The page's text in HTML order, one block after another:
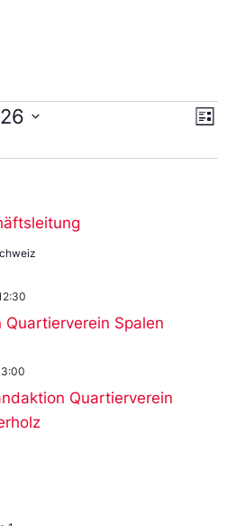
Liste
Quartierverein Spalen
Quartierverein